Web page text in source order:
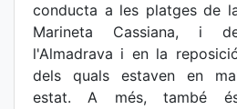
conducta a les platges de
Marineta Cassiana, i
l'Almadrava i en la
dels quals estaven en
estat. A més, també